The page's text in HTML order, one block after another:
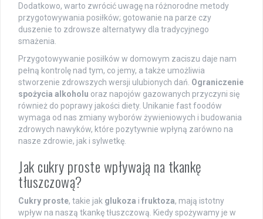
Dodatkowo, warto zwrócić uwagę na różnorodne metody
przygotowywania posiłków; gotowanie na parze czy
duszenie to zdrowsze alternatywy dla tradycyjnego
smażenia.
Przygotowywanie posiłków w domowym zaciszu daje nam
pełną kontrolę nad tym, co jemy, a także umożliwia
stworzenie zdrowszych wersji ulubionych dań. Ograniczenie
spożycia alkoholu oraz napojów gazowanych przyczyni się
również do poprawy jakości diety. Unikanie fast foodów
wymaga od nas zmiany wyborów żywieniowych i budowania
zdrowych nawyków, które pozytywnie wpłyną zarówno na
nasze zdrowie, jak i sylwetkę.
Jak cukry proste wpływają na tkankę
tłuszczową?
Cukry proste, takie jak glukoza i fruktoza, mają istotny
wpływ na naszą tkankę tłuszczową. Kiedy spożywamy je w